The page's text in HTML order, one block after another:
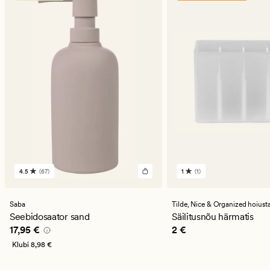
67
hinnanguga
4.5
4.5 (67)
Saba
Seebidosaator sand
Pris_ee 17,95 €
17,95 €
Klubi 8,98 €
1
hinnanguga
1
1 (1)
Tilde, Nice & Organized
Säilitusnõu härmatis
Pris_ee
2 €